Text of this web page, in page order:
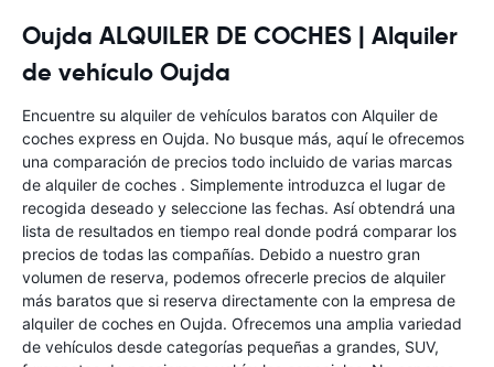
Oujda ALQUILER DE COCHES | Alquiler
de vehículo Oujda
Encuentre su alquiler de vehículos baratos con Alquiler de
coches express en Oujda. No busque más, aquí le ofrecemos
una comparación de precios todo incluido de varias marcas
de alquiler de coches . Simplemente introduzca el lugar de
recogida deseado y seleccione las fechas. Así obtendrá una
lista de resultados en tiempo real donde podrá comparar los
precios de todas las compañías. Debido a nuestro gran
volumen de reserva, podemos ofrecerle precios de alquiler
más baratos que si reserva directamente con la empresa de
alquiler de coches en Oujda. Ofrecemos una amplia variedad
de vehículos desde categorías pequeñas a grandes, SUV,